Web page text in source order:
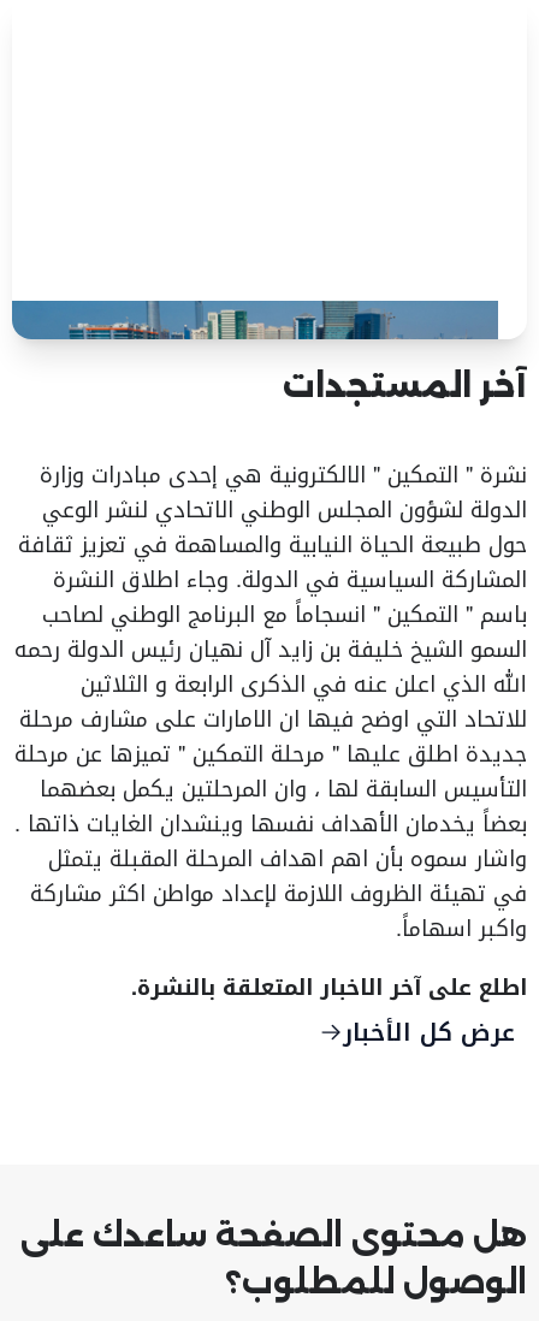
آخر المستجدات
نشرة " التمكين " الالكترونية هي إحدى مبادرات وزارة
الدولة لشؤون المجلس الوطني الاتحادي لنشر الوعي
حول طبيعة الحياة النيابية والمساهمة في تعزيز ثقافة
المشاركة السياسية في الدولة. وجاء اطلاق النشرة
باسم " التمكين " انسجاماً مع البرنامج الوطني لصاحب
السمو الشيخ خليفة بن زايد آل نهيان رئيس الدولة رحمه
الله الذي اعلن عنه في الذكرى الرابعة و الثلاثين
للاتحاد التي اوضح فيها ان الامارات على مشارف مرحلة
جديدة اطلق عليها " مرحلة التمكين " تميزها عن مرحلة
التأسيس السابقة لها ، وان المرحلتين يكمل بعضهما
بعضاً يخدمان الأهداف نفسها وينشدان الغايات ذاتها .
واشار سموه بأن اهم اهداف المرحلة المقبلة يتمثل
في تهيئة الظروف اللازمة لإعداد مواطن اكثر مشاركة
واكبر اسهاماً.
اطلع على آخر الاخبار المتعلقة بالنشرة.
عرض كل الأخبار
هل محتوى الصفحة ساعدك على
الوصول للمطلوب؟